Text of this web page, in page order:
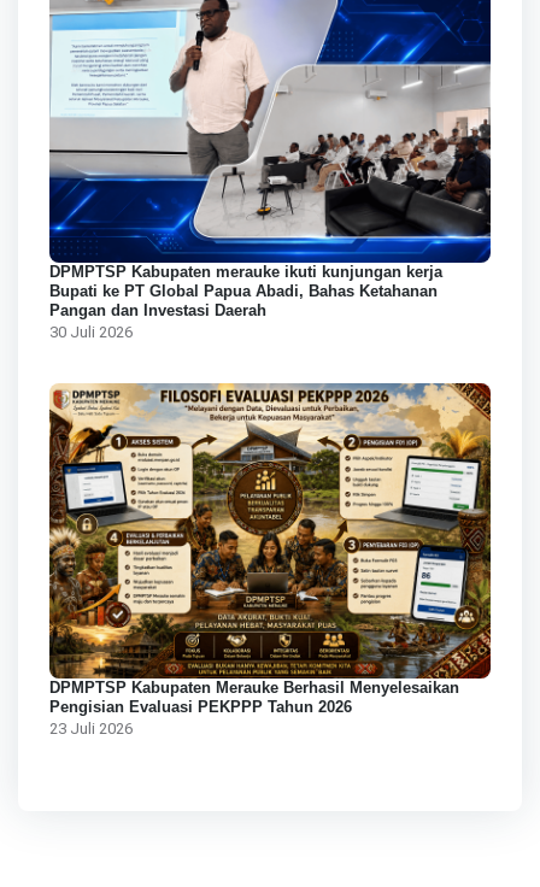
DPMPTSP Kabupaten merauke ikuti kunjungan kerja
Bupati ke PT Global Papua Abadi, Bahas Ketahanan
Pangan dan Investasi Daerah
30 Juli 2026
DPMPTSP Kabupaten Merauke Berhasil Menyelesaikan
Pengisian Evaluasi PEKPPP Tahun 2026
23 Juli 2026